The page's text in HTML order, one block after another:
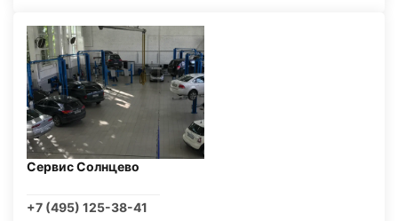
Сервис Солнцево
+7 (495) 125-38-41